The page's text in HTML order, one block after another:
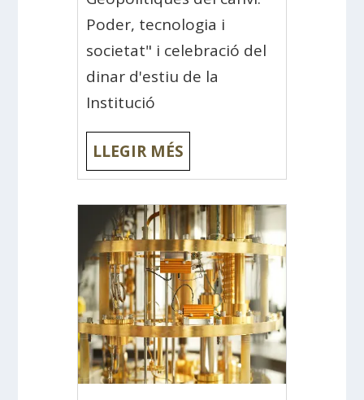
Poder, tecnologia i
societat" i celebració del
dinar d'estiu de la
Institució
LLEGIR MÉS